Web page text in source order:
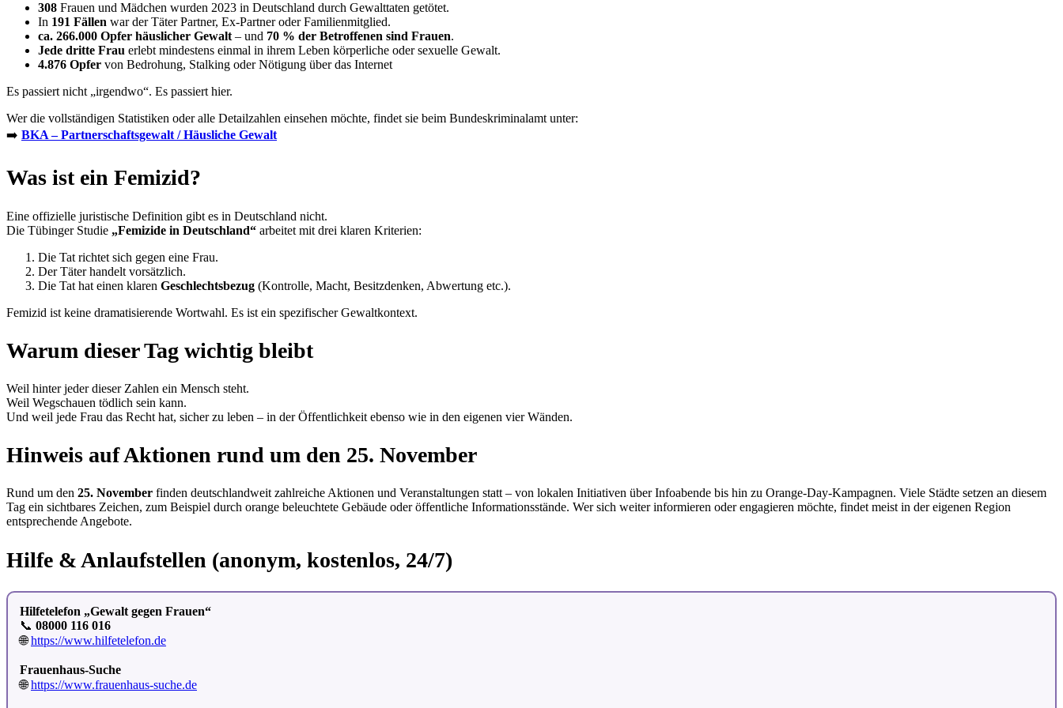
308 Frauen und Mädchen wurden 2023 in Deutschland durch Gewalttaten getötet.
In 191 Fällen war der Täter Partner, Ex-Partner oder Familienmitglied.
ca. 266.000 Opfer häuslicher Gewalt – und 70 % der Betroffenen sind Frauen.
Jede dritte Frau erlebt mindestens einmal in ihrem Leben körperliche oder sexuelle Gewalt.
4.876 Opfer von Bedrohung, Stalking oder Nötigung über das Internet
Es passiert nicht „irgendwo“. Es passiert hier.
Wer die vollständigen Statistiken oder alle Detailzahlen einsehen möchte, findet sie beim Bundeskriminalamt unter:
➡️ BKA – Partnerschaftsgewalt / Häusliche Gewalt
Was ist ein Femizid?
Eine offizielle juristische Definition gibt es in Deutschland nicht.
Die Tübinger Studie „Femizide in Deutschland“ arbeitet mit drei klaren Kriterien:
Die Tat richtet sich gegen eine Frau.
Der Täter handelt vorsätzlich.
Die Tat hat einen klaren Geschlechtsbezug (Kontrolle, Macht, Besitzdenken, Abwertung etc.).
Femizid ist keine dramatisierende Wortwahl. Es ist ein spezifischer Gewaltkontext.
Warum dieser Tag wichtig bleibt
Weil hinter jeder dieser Zahlen ein Mensch steht.
Weil Wegschauen tödlich sein kann.
Und weil jede Frau das Recht hat, sicher zu leben – in der Öffentlichkeit ebenso wie in den eigenen vier Wänden.
Hinweis auf Aktionen rund um den 25. November
Rund um den 25. November finden deutschlandweit zahlreiche Aktionen und Veranstaltungen statt – von lokalen Initiativen über Infoabende bis hin zu Orange-Day-Kampagnen. Viele Städte setzen an diesem
Tag ein sichtbares Zeichen, zum Beispiel durch orange beleuchtete Gebäude oder öffentliche Informationsstände. Wer sich weiter informieren oder engagieren möchte, findet meist in der eigenen Region
entsprechende Angebote.
Hilfe & Anlaufstellen (anonym, kostenlos, 24/7)
Hilfetelefon „Gewalt gegen Frauen“
📞 08000 116 016
🌐https://www.hilfetelefon.de
Frauenhaus-Suche
🌐https://www.frauenhaus-suche.de